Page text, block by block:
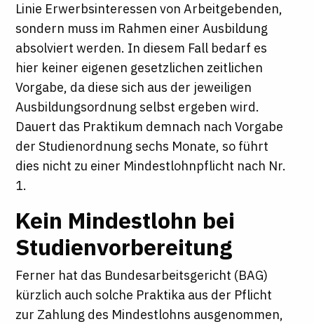
Linie Erwerbsinteressen von Arbeitgebenden,
sondern muss im Rahmen einer Ausbildung
absolviert werden. In diesem Fall bedarf es
hier keiner eigenen gesetzlichen zeitlichen
Vorgabe, da diese sich aus der jeweiligen
Ausbildungsordnung selbst ergeben wird.
Dauert das Praktikum demnach nach Vorgabe
der Studienordnung sechs Monate, so führt
dies nicht zu einer Mindestlohnpflicht nach Nr.
1.
Kein Mindestlohn bei
Studienvorbereitung
Ferner hat das Bundesarbeitsgericht (BAG)
kürzlich auch solche Praktika aus der Pflicht
zur Zahlung des Mindestlohns ausgenommen,